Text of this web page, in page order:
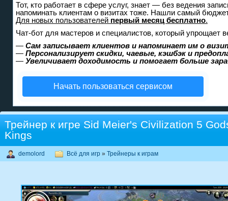
Тот, кто работает в сфере услуг, знает — без ведения
напоминать клиентам о визитах тоже. Нашли самый
Для новых пользователей первый месяц бесплатно.
Чат-бот для мастеров и специалистов, который упрощает
— Сам записывает клиентов и напоминает им о
— Персонализирует скидки, чаевые, кэшбэк и
— Увеличивает доходимость и помогает больше
Начать пользоваться сервисом
Трейнер к игре Sid Meier's Civilization 5
Kings
demolord Всё для игр » Трейнеры к играм